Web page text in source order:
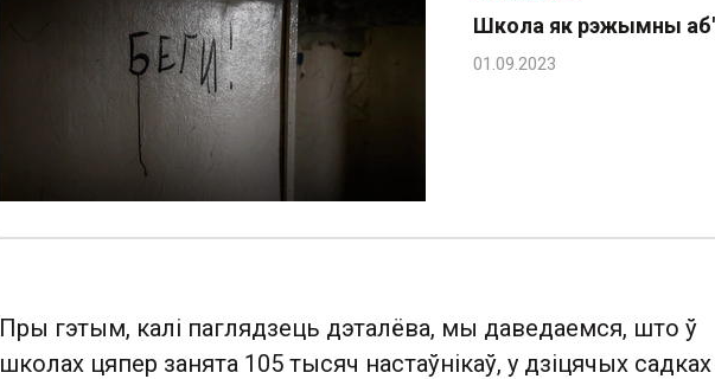
Школа як рэжымны
Пры гэтым, калі паглядзець дэталёва, мы даведаемся, што ў
школах цяпер занята 105 тысяч настаўнікаў, у дзіцячых